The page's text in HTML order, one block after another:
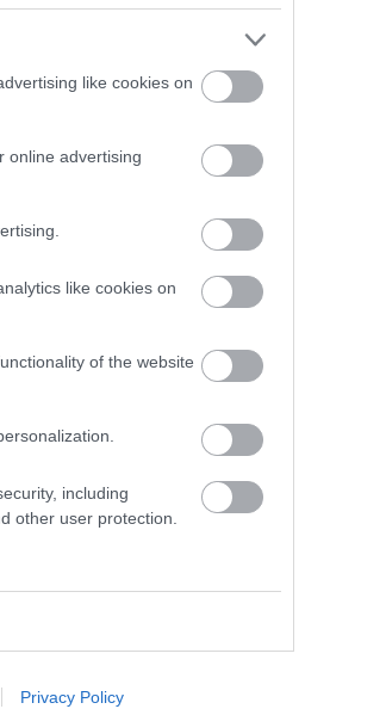
like cookies on
online advertising
like cookies on
of the website
including
other user protection.
Privacy Policy
re (Steamen),
formában is. A
Passba: